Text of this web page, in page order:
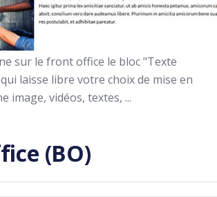
sur le front office le bloc "Texte
laisse libre votre choix de mise en
image, vidéos, textes, ...
(BO)